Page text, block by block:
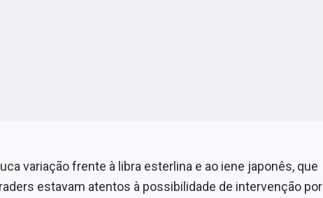
variação frente à libra esterlina e ao iene japonês, que
estavam atentos à possibilidade de intervenção por